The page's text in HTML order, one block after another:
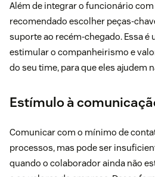
Além de integrar o funcionário
recomendado escolher peças-
suporte ao recém-chegado. Essa é
estimular o companheirismo e
do seu time, para que eles ajudem
Estímulo à
Comunicar com o mínimo de
processos, mas pode ser
quando o colaborador ainda não